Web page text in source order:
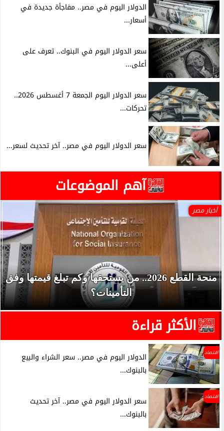
الدولار اليوم في مصر.. مفاجأة جديدة في
أسعار...
سعر الدولار اليوم في البنوك.. تعرف على
أعلى...
سعر الدولار اليوم الجمعة 7 أغسطس 2026..
تحركات...
سعر الدولار اليوم في مصر.. آخر تحديث لسعر...
آهم الموضوعات
أخبار مصر
منحة القطع 2026.. من يستحقها وكم تبلغ قيمتها وفق
التأمينات؟
الأكثر قراءة
اقتصاد
الدولار اليوم في مصر.. سعر الشراء والبيع
بالبنوك...
اقتصاد
سعر الدولار اليوم في مصر.. آخر تحديث
بالبنوك...